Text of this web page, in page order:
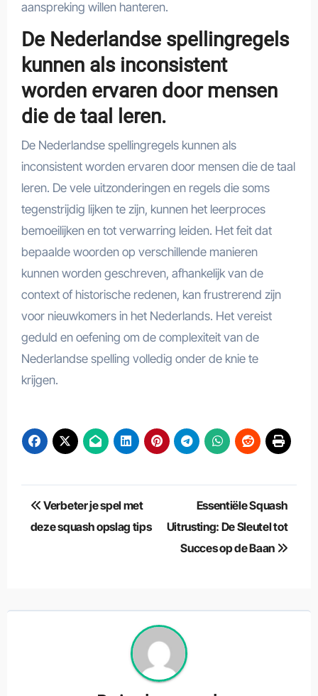
aanspreking willen hanteren.
De Nederlandse spellingregels
kunnen als inconsistent
worden ervaren door mensen
die de taal leren.
De Nederlandse spellingregels kunnen als
inconsistent worden ervaren door mensen die de taal
leren. De vele uitzonderingen en regels die soms
tegenstrijdig lijken te zijn, kunnen het leerproces
bemoeilijken en tot verwarring leiden. Het feit dat
bepaalde woorden op verschillende manieren
kunnen worden geschreven, afhankelijk van de
context of historische redenen, kan frustrerend zijn
voor nieuwkomers in het Nederlands. Het vereist
geduld en oefening om de complexiteit van de
Nederlandse spelling volledig onder de knie te
krijgen.
Berichtnavigatie
Verbeter je spel met
deze squash opslag tips
Essentiële Squash
Uitrusting: De Sleutel tot
Succes op de Baan